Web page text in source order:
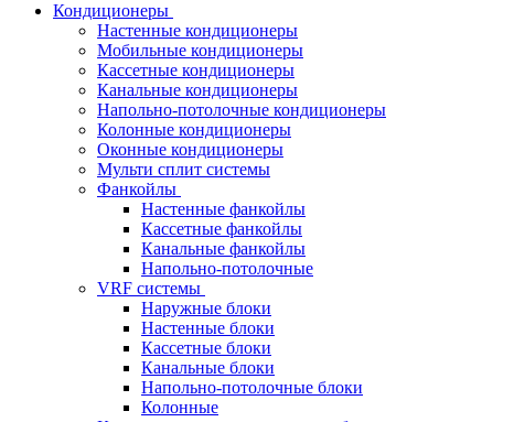
Кондиционеры
Настенные кондиционеры
Мобильные кондиционеры
Кассетные кондиционеры
Канальные кондиционеры
Напольно-потолочные кондиционеры
Колонные кондиционеры
Оконные кондиционеры
Мульти сплит системы
Фанкойлы
Настенные фанкойлы
Кассетные фанкойлы
Канальные фанкойлы
Напольно-потолочные
VRF системы
Наружные блоки
Настенные блоки
Кассетные блоки
Канальные блоки
Напольно-потолочные блоки
Колонные